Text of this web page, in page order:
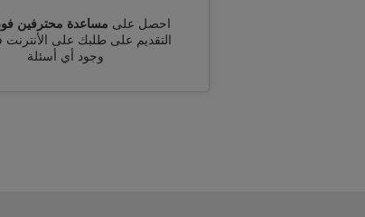
احصل على مساعدة محترفين
التقديم على طلبك على الأنترنت
وجود أي أسئلة